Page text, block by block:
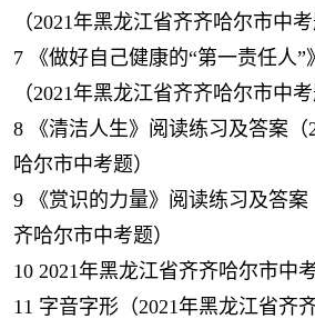
（2021年黑龙江省齐齐哈尔市中考
7
《做好自己健康的“第一责任人
（2021年黑龙江省齐齐哈尔市中考
8
《清洁人生》阅读练习及答案
哈尔市中考题）
9
《赏识的力量》阅读练习及答
齐哈尔市中考题）
10 2021年黑龙江省齐齐哈尔市中
11 字音字形（2021年黑龙江省齐